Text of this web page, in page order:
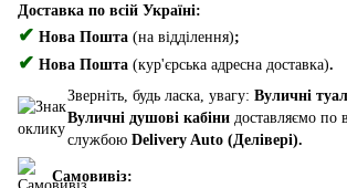
Доставка по всій Україні:
✔ Нова Пошта (на відділення);
✔ Нова Пошта (кур'єрська адресна доставка).
Зверніть, будь ласка, увагу: Вуличні
Вуличні душові кабіни доставляємо по
службою Delivery Auto (Делівері).
Самовивіз: